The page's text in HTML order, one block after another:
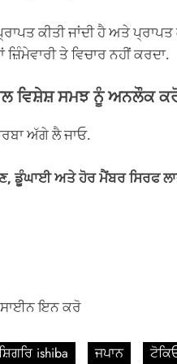
ਕੀਤੀ ਜਾਂਦੀ ਹੈ ਅਤੇ
ਤੇ ਵਿਚਾਰ ਨਹੀਂ ਕਰਦਾ.
ਵਿਸ਼ੇਸ਼ ਸਮਝ ਨੂੰ ਅਨਲੌਕ
ਅੱਗੇ ਲੈ ਜਾਓ.
ਡੂੰਘਾਈ ਅਤੇ ਹੋਰ ਮੈਂਬਰ ਸਿਰਫ
ਸਾਈਨ ਇਨ ਕਰੋ
ishiba ਜਪਾਨ